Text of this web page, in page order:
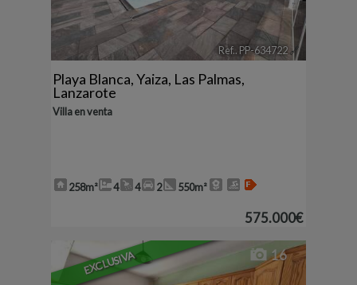
Ref.. PP-634722🔗
Playa Blanca,Yaiza, Las Palmas,
Lanzarote
Villa en venta
258m² 4 4 2 550m²
575.000€
EXCLUSIVA 16